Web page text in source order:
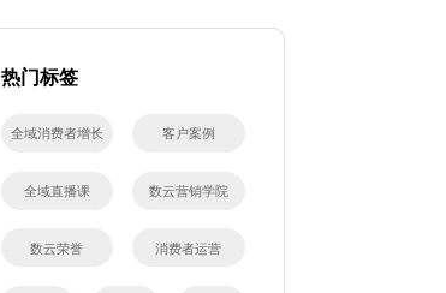
热门标签
全域消费者增长 客户案例
全域直播课 数云营销学院
数云荣誉 消费者运营